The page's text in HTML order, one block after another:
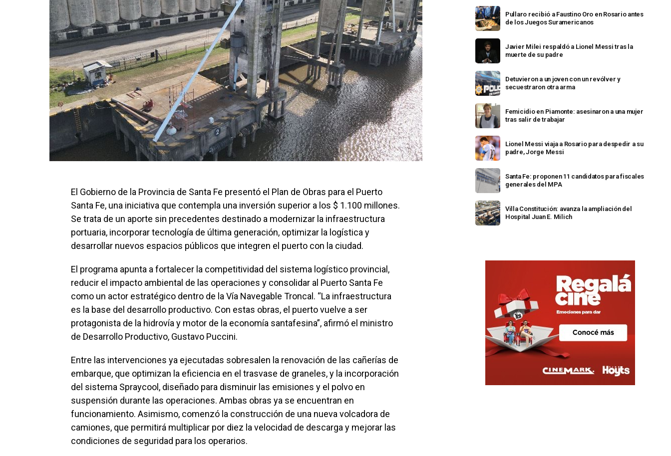
El Gobierno de la Provincia de Santa Fe presentó el Plan de Obras para el Puerto
Santa Fe, una iniciativa que contempla una inversión superior a los $ 1.100 millones.
Se trata de un aporte sin precedentes destinado a modernizar la infraestructura
portuaria, incorporar tecnología de última generación, optimizar la logística y
desarrollar nuevos espacios públicos que integren el puerto con la ciudad.
El programa apunta a fortalecer la competitividad del sistema logístico provincial,
reducir el impacto ambiental de las operaciones y consolidar al Puerto Santa Fe
como un actor estratégico dentro de la Vía Navegable Troncal. “La infraestructura
es la base del desarrollo productivo. Con estas obras, el puerto vuelve a ser
protagonista de la hidrovía y motor de la economía santafesina”, afirmó el ministro
de Desarrollo Productivo, Gustavo Puccini.
Entre las intervenciones ya ejecutadas sobresalen la renovación de las cañerías de
embarque, que optimizan la eficiencia en el trasvase de graneles, y la incorporación
del sistema Spraycool, diseñado para disminuir las emisiones y el polvo en
suspensión durante las operaciones. Ambas obras ya se encuentran en
funcionamiento. Asimismo, comenzó la construcción de una nueva volcadora de
camiones, que permitirá multiplicar por diez la velocidad de descarga y mejorar las
condiciones de seguridad para los operarios.
Pullaro recibió a Faustino Oro en Rosario antes
de los Juegos Suramericanos
Javier Milei respaldó a Lionel Messi tras la
muerte de su padre
Detuvieron a un joven con un revólver y
secuestraron otra arma
Femicidio en Piamonte: asesinaron a una mujer
tras salir de trabajar
Lionel Messi viaja a Rosario para despedir a su
padre, Jorge Messi
Santa Fe: proponen 11 candidatos para fiscales
generales del MPA
Villa Constitución: avanza la ampliación del
Hospital Juan E. Milich